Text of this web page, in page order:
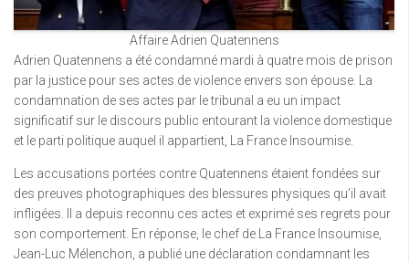
Affaire Adrien Quatennens
Adrien Quatennens a été condamné mardi à quatre mois de prison
par la justice pour ses actes de violence envers son épouse. La
condamnation de ses actes par le tribunal a eu un impact
significatif sur le discours public entourant la violence domestique
et le parti politique auquel il appartient, La France Insoumise.
Les accusations portées contre Quatennens étaient fondées sur
des preuves photographiques des blessures physiques qu’il avait
infligées. Il a depuis reconnu ces actes et exprimé ses regrets pour
son comportement. En réponse, le chef de La France Insoumise,
Jean-Luc Mélenchon, a publié une déclaration condamnant les